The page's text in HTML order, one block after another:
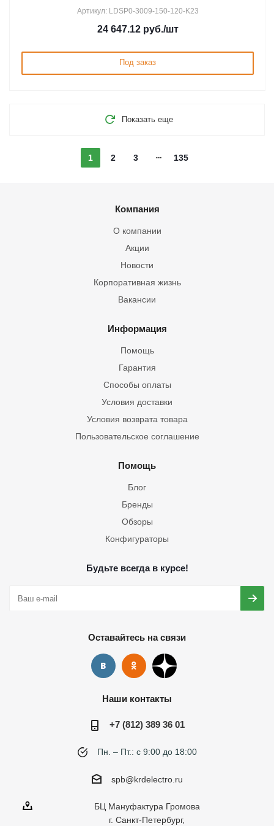
Артикул: LDSP0-3009-150-120-K23
24 647.12руб./шт
Под заказ
Показать еще
1 2 3 135
Компания
О компании
Акции
Новости
Корпоративная жизнь
Вакансии
Информация
Помощь
Гарантия
Способы оплаты
Условия доставки
Условия возврата товара
Пользовательское соглашение
Помощь
Блог
Бренды
Обзоры
Конфигураторы
Будьте всегда в курсе!
Оставайтесь на связи
Наши контакты
+7 (812) 389 36 01
Пн. – Пт.: с 9:00 до 18:00
spb@krdelectro.ru
БЦ Мануфактура Громова
г. Санкт-Петербург,